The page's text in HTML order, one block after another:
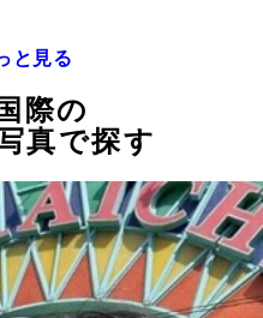
と見る
際の
真で探す